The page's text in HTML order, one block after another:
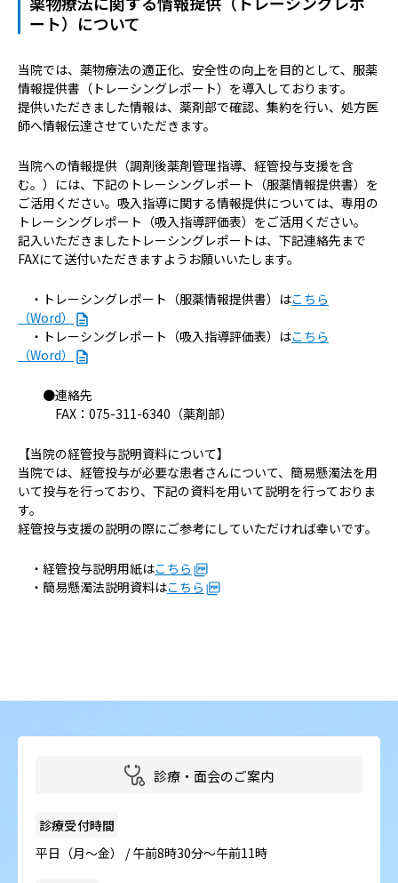
ート）について
当院では、薬物療法の適正化、安全性の向上を目的として、服薬
情報提供書（トレーシングレポート）を導入しております。
提供いただきました情報は、薬剤部で確認、集約を行い、処方医
師へ情報伝達させていただきます。
当院への情報提供（調剤後薬剤管理指導、経管投与支援を含
む。）には、下記のトレーシングレポート（服薬情報提供書）を
ご活用ください。吸入指導に関する情報提供については、専用の
トレーシングレポート（吸入指導評価表）をご活用ください。
記入いただきましたトレーシングレポートは、下記連絡先まで
FAXにて送付いただきますようお願いいたします。
・トレーシングレポート（服薬情報提供書）はこちら
（Word）
・トレーシングレポート（吸入指導評価表）はこちら
（Word）
●連絡先
FAX：075-311-6340（薬剤部）
【当院の経管投与説明資料について】
当院では、経管投与が必要な患者さんについて、簡易懸濁法を用
いて投与を行っており、下記の資料を用いて説明を行っておりま
す。
経管投与支援の説明の際にご参考にしていただければ幸いです。
・経管投与説明用紙はこちら
・簡易懸濁法説明資料はこちら
診療・面会のご案内
診療受付時間
平日（月～金） / 午前8時30分～午前11時